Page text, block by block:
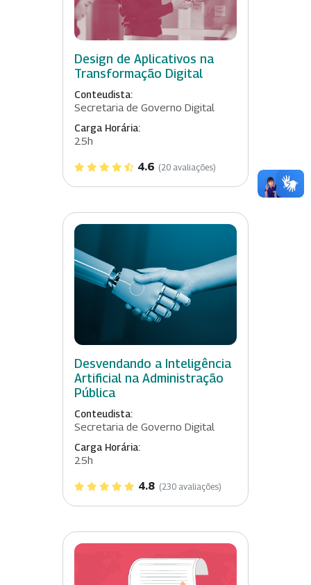
Design de Aplicativos na
Transformação Digital
Conteudista:
Secretaria de Governo Digital
Carga Horária:
25h
4.6 (20 avaliações)
Desvendando a Inteligência
Artificial na Administração
Pública
Conteudista:
Secretaria de Governo Digital
Carga Horária:
25h
4.8 (230 avaliações)